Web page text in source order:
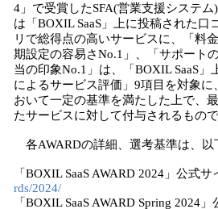
4」で受賞したSFA(営業支援システム)
は「BOXIL SaaS」上に投稿された口
リで総得点の高いサービスに、「料
期設定の容易さNo.1」、「サポート
当の印象No.1」は、「BOXIL SaaS」
によるサービス評価」9項目を対象に
おいて一定の基準を満たした上で、
たサービスに対して付与されるもので
各AWARDの詳細、選考基準は、以
「BOXIL SaaS AWARD 2024」公式サ
rds/2024/
「BOXIL SaaS AWARD Spring 2024」